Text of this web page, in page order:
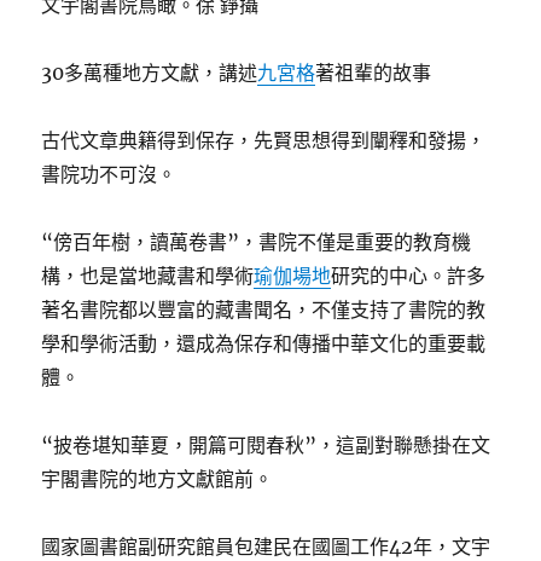
文宇閣書院鳥瞰。徐 錚攝
30多萬種地方文獻，講述九宮格著祖輩的故事
古代文章典籍得到保存，先賢思想得到闡釋和發揚，
書院功不可沒。
“傍百年樹，讀萬卷書”，書院不僅是重要的教育機
構，也是當地藏書和學術瑜伽場地研究的中心。許多
著名書院都以豐富的藏書聞名，不僅支持了書院的教
學和學術活動，還成為保存和傳播中華文化的重要載
體。
“披卷堪知華夏，開篇可閱春秋”，這副對聯懸掛在文
宇閣書院的地方文獻館前。
國家圖書館副研究館員包建民在國圖工作42年，文宇